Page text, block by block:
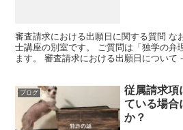
審査請求における出願日に関する質問 な
士講座の別室です。 ご質問は「独学の弁
ます。 審査請求における出願日について
ブログ
従属請求項
ている場合
か？